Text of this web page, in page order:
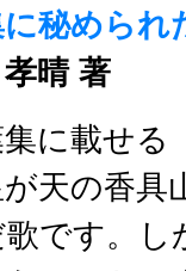
秘められ
晴 著
に載せる
天の香具
です。し